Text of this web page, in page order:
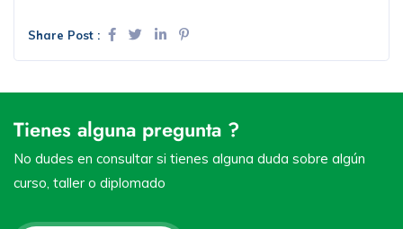
Share Post :
Tienes alguna pregunta ?
No dudes en consultar si tienes alguna duda sobre algún
curso, taller o diplomado